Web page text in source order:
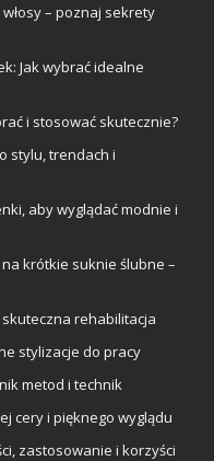
– poznaj sekrety
Jak wybrać idealne
i stosować skutecznie?
stylu, trendach i
aby wyglądać modnie i
krótkie suknie ślubne –
rehabilitacja
stylizacje do pracy
metod i technik
cery i pięknego wyglądu
zastosowanie i korzyści